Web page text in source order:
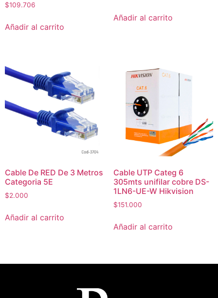
$109.706
Añadir al carrito
Añadir al carrito
Cable De RED De 3 Metros
Categoria 5E
$2.000
Añadir al carrito
Cable UTP Categ 6
305mts unifilar cobre DS-
1LN6-UE-W Hikvision
$151.000
Añadir al carrito